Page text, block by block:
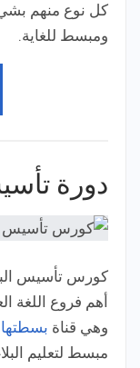
كل نوع منهم
ومبسط للغاية.
دورة
كورس تأسيس
أهم فروع اللغة
وهي قناة
مبسط لتعليم